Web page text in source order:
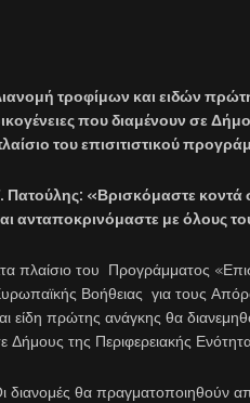
τροφίμων και ειδών
που διαμένουν σε
του επισιτιστικού
Πατούλης: «Βρισκόμαστε κοντά
ανταποκρινόμαστε με όλους
πλαίσιο του Προγράμματος
Βοήθειας για τους
είδη πρώτης ανάγκης θα
Δήμους της Περιφερειακής
διανομές θα πραγματοποιηθούν